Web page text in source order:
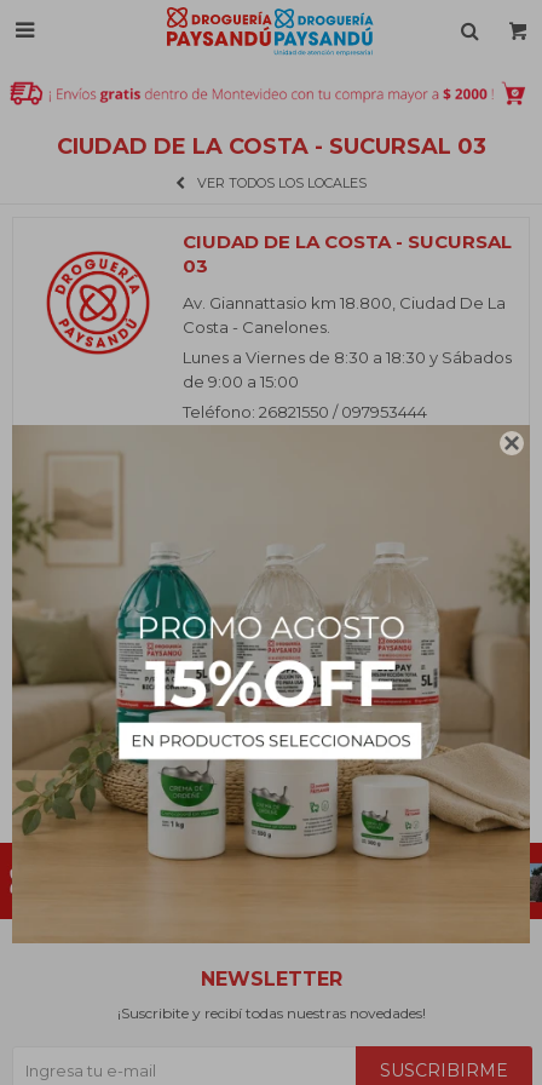


CIUDAD DE LA COSTA - SUCURSAL 03
VER TODOS LOS LOCALES
CIUDAD DE LA COSTA - SUCURSAL
03
Av. Giannattasio km 18.800, Ciudad De La
Costa - Canelones.
Lunes a Viernes de 8:30 a 18:30 y Sábados
de 9:00 a 15:00
Teléfono: 26821550 / 097953444
NEWSLETTER
¡Suscribite y recibí todas nuestras novedades!
SUSCRIBIRME